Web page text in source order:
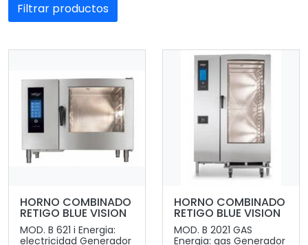
Filtrar productos
HORNO COMBINADO
RETIGO BLUE VISION
MOD. B 621 i Energia:
electricidad Generador
HORNO COMBINADO
RETIGO BLUE VISION
MOD. B 2021 GAS
Energia: gas Generador